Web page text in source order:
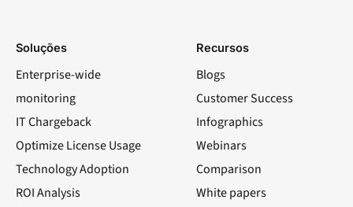
Soluções
Enterprise-wide
monitoring
IT Chargeback
Optimize License Usage
Technology Adoption
ROI Analysis
Recursos
Blogs
Customer Success
Infographics
Webinars
Comparison
White papers